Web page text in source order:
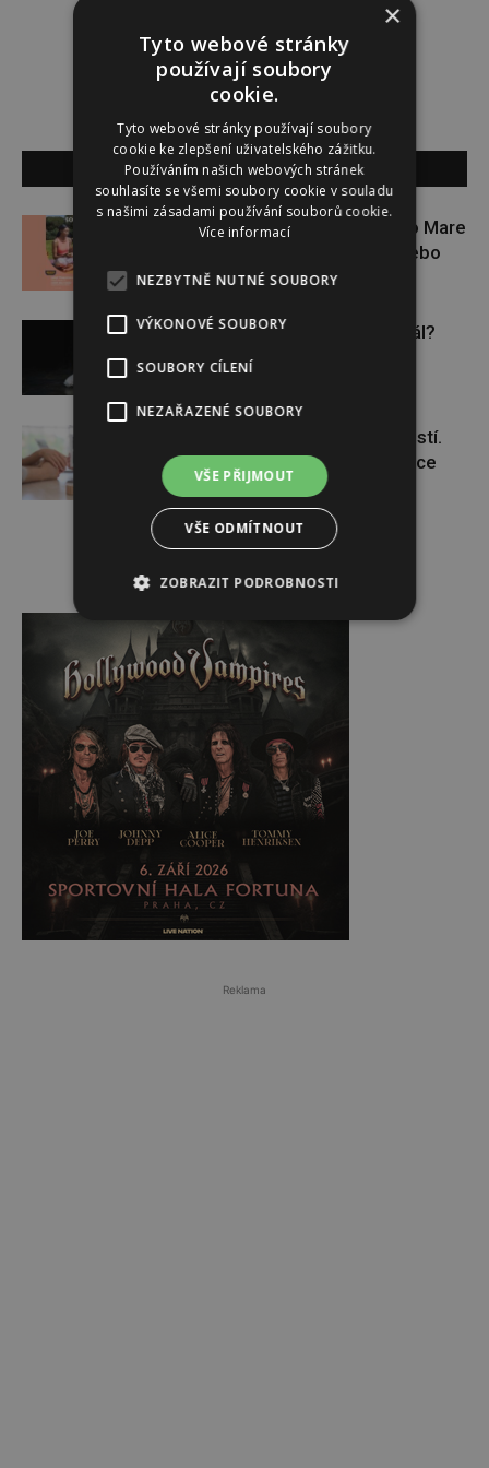
SOUVISEJÍCÍ ČLÁNKY
Zapojte se do letní soutěže s Rio Mare
a vyhrajte iWatch Series 11 nebo
jógamatku
Budou se vraždit malé děti dál?
Těhotenství není samozřejmostí.
Pomáhá asistovaná reprodukce
Reklama
×
Tyto webové stránky
používají soubory
cookie.
Tyto webové stránky používají soubory
cookie ke zlepšení uživatelského zážitku.
Používáním našich webových stránek
souhlasíte se všemi soubory cookie v souladu
s našimi zásadami používání souborů cookie.
Více informací
NEZBYTNĚ NUTNÉ SOUBORY
VÝKONOVÉ SOUBORY
SOUBORY CÍLENÍ
NEZAŘAZENÉ SOUBORY
VŠE PŘIJMOUT
VŠE ODMÍTNOUT
ZOBRAZIT PODROBNOSTI